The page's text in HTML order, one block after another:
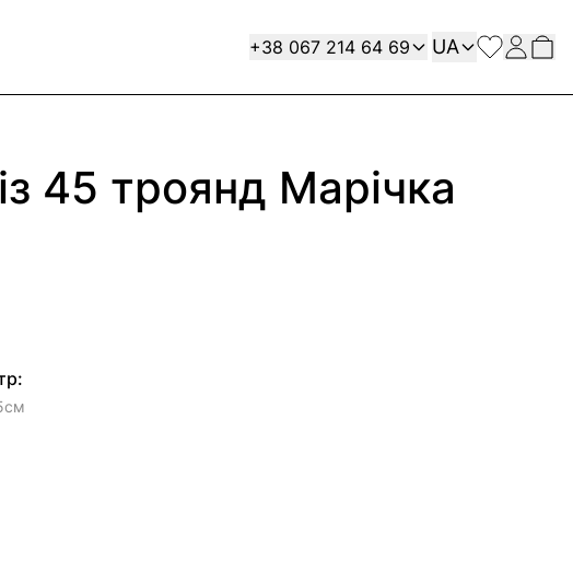
Contact
+38 067 214 64 69 Мова
UA
45 троянд Марічка
см